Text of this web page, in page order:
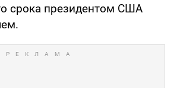
срока президентом США